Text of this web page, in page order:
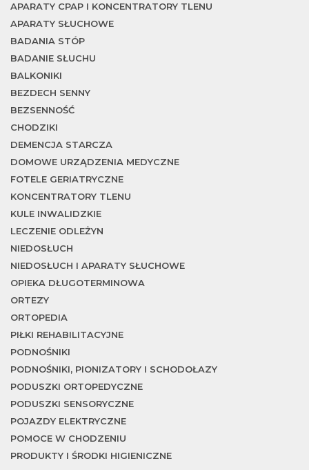
APARATY CPAP I KONCENTRATORY TLENU
APARATY SŁUCHOWE
BADANIA STÓP
BADANIE SŁUCHU
BALKONIKI
BEZDECH SENNY
BEZSENNOŚĆ
CHODZIKI
DEMENCJA STARCZA
DOMOWE URZĄDZENIA MEDYCZNE
FOTELE GERIATRYCZNE
KONCENTRATORY TLENU
KULE INWALIDZKIE
LECZENIE ODLEŻYN
NIEDOSŁUCH
NIEDOSŁUCH I APARATY SŁUCHOWE
OPIEKA DŁUGOTERMINOWA
ORTEZY
ORTOPEDIA
PIŁKI REHABILITACYJNE
PODNOŚNIKI
PODNOŚNIKI, PIONIZATORY I SCHODOŁAZY
PODUSZKI ORTOPEDYCZNE
PODUSZKI SENSORYCZNE
POJAZDY ELEKTRYCZNE
POMOCE W CHODZENIU
PRODUKTY I ŚRODKI HIGIENICZNE